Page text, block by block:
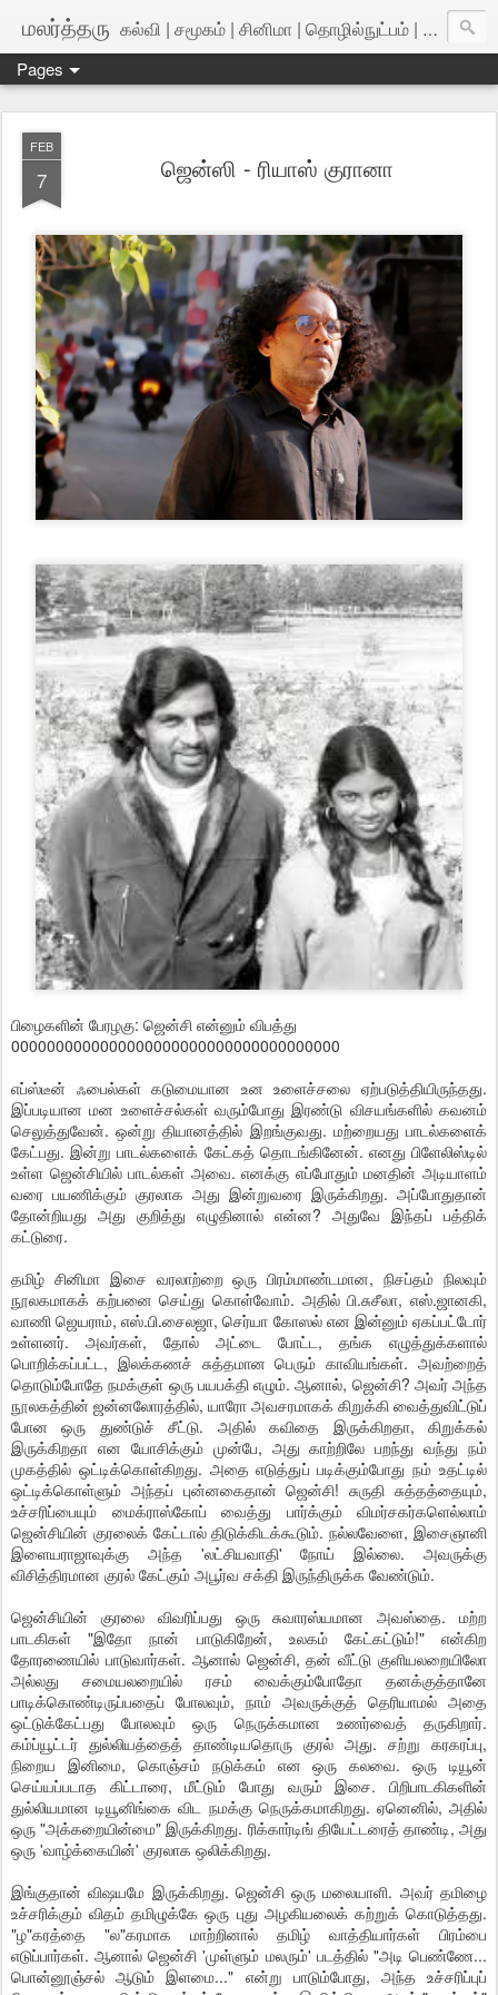
மலர்த்தரு கல்வி | சமூகம் | சினிமா | தொழில்நுட்பம் | அறிவியல்
Pages
FEB
7 ஜென்ஸி - ரியாஸ் குரானா
பிழைகளின் பேரழகு: ஜென்சி என்னும் விபத்து
0000000000000000000000000000000000000
எப்ஸ்டீன் ஃபைல்கள் கடுமையான உன உளைச்சலை ஏற்படுத்தியிருந்தது.
இப்படியான மன உளைச்சல்கள் வரும்போது இரண்டு விசயங்களில் கவனம்
செலுத்துவேன். ஒன்று தியானத்தில் இறங்குவது. மற்றையது பாடல்களைக்
கேட்பது. இன்று பாடல்களைக் கேட்கத் தொடங்கினேன். எனது பிளேலிஸ்டில்
உள்ள ஜென்சியில் பாடல்கள் அவை. எனக்கு எப்போதும் மனதின் அடியாளம்
வரை பயணிக்கும் குரலாக அது இன்றுவரை இருக்கிறது. அப்போதுதான்
தோன்றியது அது குறித்து எழுதினால் என்ன? அதுவே இந்தப் பத்திக்
கட்டுரை.
தமிழ் சினிமா இசை வரலாற்றை ஒரு பிரம்மாண்டமான, நிசப்தம் நிலவும்
நூலகமாகக் கற்பனை செய்து கொள்வோம். அதில் பி.சுசீலா, எஸ்.ஜானகி,
வாணி ஜெயராம், எஸ்.பி.சைலஜா, செர்யா கோஸல் என இன்னும் ஏகப்பட்டோர்
உள்ளனர். அவர்கள், தோல் அட்டை போட்ட, தங்க எழுத்துக்களால்
பொறிக்கப்பட்ட, இலக்கணச் சுத்தமான பெரும் காவியங்கள். அவற்றைத்
தொடும்போதே நமக்குள் ஒரு பயபக்தி எழும். ஆனால், ஜென்சி? அவர் அந்த
நூலகத்தின் ஜன்னலோரத்தில், யாரோ அவசரமாகக் கிறுக்கி வைத்துவிட்டுப்
போன ஒரு துண்டுச் சீட்டு. அதில் கவிதை இருக்கிறதா, கிறுக்கல்
இருக்கிறதா என யோசிக்கும் முன்பே, அது காற்றிலே பறந்து வந்து நம்
முகத்தில் ஒட்டிக்கொள்கிறது. அதை எடுத்துப் படிக்கும்போது நம் உதட்டில்
ஒட்டிக்கொள்ளும் அந்தப் புன்னகைதான் ஜென்சி! சுருதி சுத்தத்தையும்,
உச்சரிப்பையும் மைக்ராஸ்கோப் வைத்து பார்க்கும் விமர்சகர்களெல்லாம்
ஜென்சியின் குரலைக் கேட்டால் திடுக்கிடக்கூடும். நல்லவேளை, இசைஞானி
இளையராஜாவுக்கு அந்த 'லட்சியவாதி' நோய் இல்லை. அவருக்கு
விசித்திரமான குரல் கேட்கும் அபூர்வ சக்தி இருந்திருக்க வேண்டும்.
ஜென்சியின் குரலை விவரிப்பது ஒரு சுவாரஸ்யமான அவஸ்தை. மற்ற
பாடகிகள் "இதோ நான் பாடுகிறேன், உலகம் கேட்கட்டும்!" என்கிற
தோரணையில் பாடுவார்கள். ஆனால் ஜென்சி, தன் வீட்டு குளியலறையிலோ
அல்லது சமையலறையில் ரசம் வைக்கும்போதோ தனக்குத்தானே
பாடிக்கொண்டிருப்பதைப் போலவும், நாம் அவருக்குத் தெரியாமல் அதை
ஒட்டுக்கேட்பது போலவும் ஒரு நெருக்கமான உணர்வைத் தருகிறார்.
கம்ப்யூட்டர் துல்லியத்தைத் தாண்டியதொரு குரல் அது. சற்று கரகரப்பு,
நிறைய இனிமை, கொஞ்சம் நடுக்கம் என ஒரு கலவை. ஒரு டியூன்
செய்யப்படாத கிட்டாரை, மீட்டும் போது வரும் இசை. பிறிபாடகிகளின்
துல்லியமான டியூனிங்கை விட நமக்கு நெருக்கமாகிறது. ஏனெனில், அதில்
ஒரு "அக்கறையின்மை" இருக்கிறது. ரிக்கார்டிங் தியேட்டரைத் தாண்டி, அது
ஒரு 'வாழ்க்கையின்' குரலாக ஒலிக்கிறது.
இங்குதான் விஷயமே இருக்கிறது. ஜென்சி ஒரு மலையாளி. அவர் தமிழை
உச்சரிக்கும் விதம் தமிழுக்கே ஒரு புது அழகியலைக் கற்றுக் கொடுத்தது.
"ழ"கரத்தை "ல"கரமாக மாற்றினால் தமிழ் வாத்தியார்கள் பிரம்பை
எடுப்பார்கள். ஆனால் ஜென்சி 'முள்ளும் மலரும்' படத்தில் "அடி பெண்ணே...
பொன்னூஞ்சல் ஆடும் இளமை..." என்று பாடும்போது, அந்த உச்சரிப்புப்